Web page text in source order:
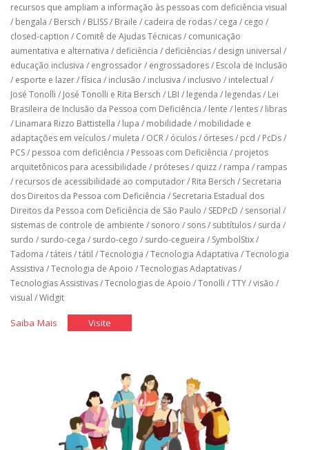
recursos que ampliam a informação às pessoas com deficiência visual
/ bengala / Bersch / BLISS/ Braile / cadeira de rodas/ cega / cego /
closed-caption / Comitê de Ajudas Técnicas/ comunicação
aumentativa e alternativa / deficiência / deficiências/ design universal /
educação inclusiva / engrossador/ engrossadores/ Escola de Inclusão
/ esporte e lazer/física / inclusão / inclusiva / inclusivo / intelectual /
José Tonolli / José Tonolli e Rita Bersch / LBI / legenda / legendas/ Lei
Brasileira de Inclusão da Pessoa com Deficiência / lente / lentes/ libras
/ Linamara Rizzo Battistella / lupa / mobilidade / mobilidade e
adaptações em veículos/ muleta / OCR/ óculos/ órteses/ pcd / PcDs/
PCS/ pessoa com deficiência / Pessoas com Deficiência / projetos
arquitetônicos para acessibilidade / próteses/ quizz/ rampa / rampas
/ recursos de acessibilidade ao computador/ Rita Bersch / Secretaria
dos Direitos da Pessoa com Deficiência / Secretaria Estadual dos
Direitos da Pessoa com Deficiência de São Paulo / SEDPcD / sensorial /
sistemas de controle de ambiente / sonoro / sons/ subtítulos/ surda /
surdo / surdo-cega / surdo-cego / surdo-cegueira / SymbolStix/
Tadoma /táteis/tátil /Tecnologia /Tecnologia Adaptativa /Tecnologia
Assistiva /Tecnologia de Apoio /Tecnologias Adaptativas/
Tecnologias Assistivas/Tecnologias de Apoio /Tonolli /TTY/visão /
visual /Widgit
Saiba Mais"Tecnologia
Visite"Tecnologia